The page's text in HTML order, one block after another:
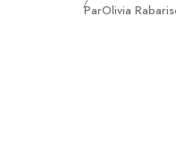
ParOlivia